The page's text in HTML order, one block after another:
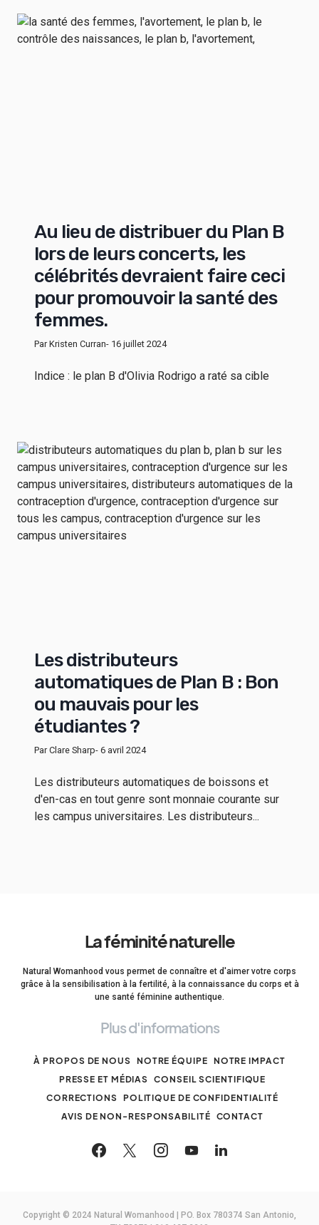
Au lieu de distribuer du Plan B
lors de leurs concerts, les
célébrités devraient faire ceci
pour promouvoir la santé des
femmes.
Par Kristen Curran- 16 juillet 2024
Indice : le plan B d'Olivia Rodrigo a raté sa cible
Les distributeurs
automatiques de Plan B : Bon
ou mauvais pour les
étudiantes ?
Par Clare Sharp- 6 avril 2024
Les distributeurs automatiques de boissons et
d'en-cas en tout genre sont monnaie courante sur
les campus universitaires. Les distributeurs...
La féminité naturelle
Natural Womanhood vous permet de connaître et d'aimer votre corps
grâce à la sensibilisation à la fertilité, à la connaissance du corps et à
une santé féminine authentique.
Plus d'informations
À PROPOS DE NOUS NOTRE ÉQUIPE NOTRE IMPACT
PRESSE ET MÉDIAS
CONSEIL SCIENTIFIQUE
CORRECTIONS POLITIQUE DE CONFIDENTIALITÉ
AVIS DE NON-RESPONSABILITÉ CONTACT
Copyright © 2024 Natural Womanhood | PO. Box 780374 San Antonio,